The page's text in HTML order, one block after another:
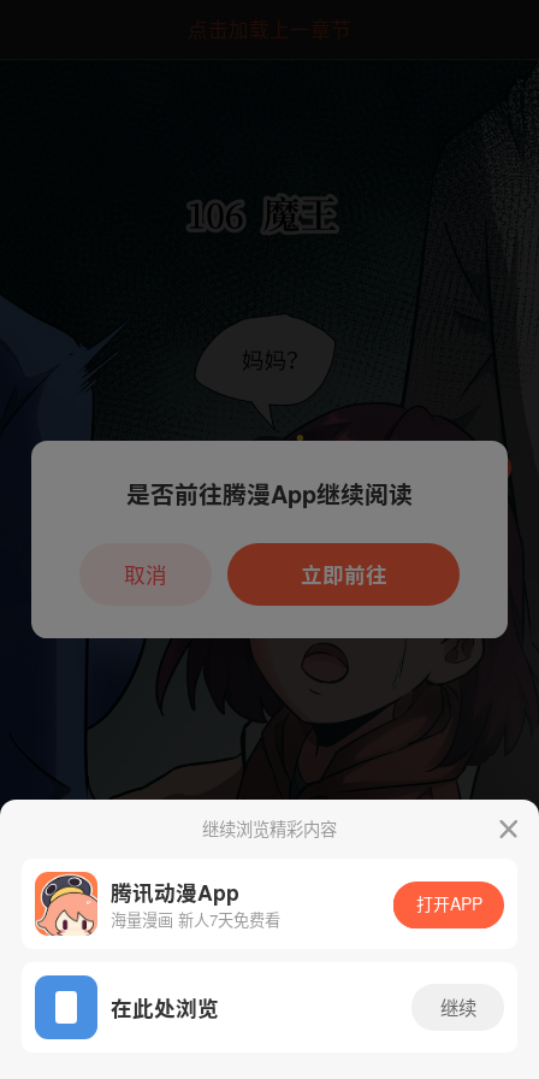
点击加载上一章节
App免费看
下一话 腾漫App免费看
继续浏览精彩内容
腾讯动漫App
海量漫画 新人7天免费看
打开APP
在此处浏览 继续
本章节仅支持App阅读，可打开App新用
户7天免费看
是否前往腾漫App继续阅读
立即前往
取消